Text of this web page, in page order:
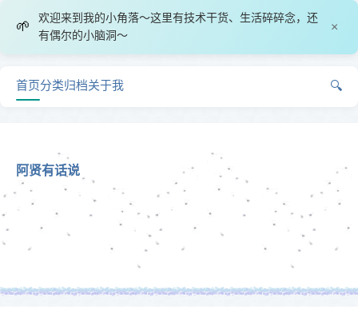
🌱
欢迎来到我的小角落～这里有技术干货、生活碎碎念，还
有偶尔的小脑洞～
×
首页 分类归档关于我 🔍
阿贤有话说